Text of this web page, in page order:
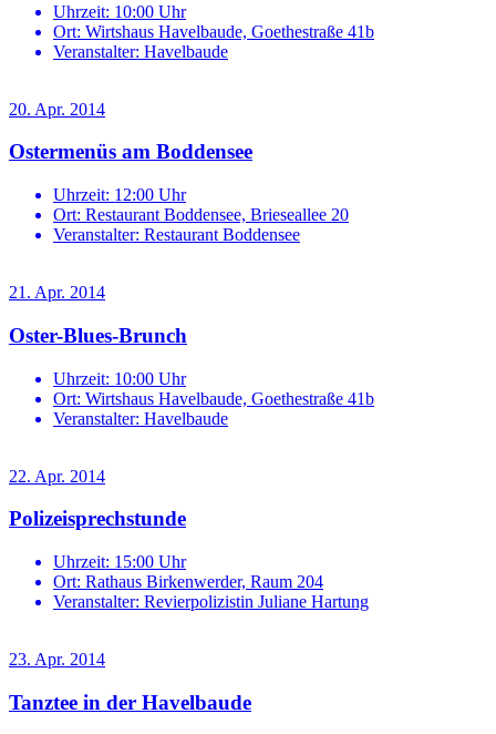
Uhrzeit: 10:00 Uhr
Ort: Wirtshaus Havelbaude, Goethestraße 41b
Veranstalter: Havelbaude
20. Apr. 2014
Ostermenüs am Boddensee
Uhrzeit: 12:00 Uhr
Ort: Restaurant Boddensee, Brieseallee 20
Veranstalter: Restaurant Boddensee
21. Apr. 2014
Oster-Blues-Brunch
Uhrzeit: 10:00 Uhr
Ort: Wirtshaus Havelbaude, Goethestraße 41b
Veranstalter: Havelbaude
22. Apr. 2014
Polizeisprechstunde
Uhrzeit: 15:00 Uhr
Ort: Rathaus Birkenwerder, Raum 204
Veranstalter: Revierpolizistin Juliane Hartung
23. Apr. 2014
Tanztee in der Havelbaude